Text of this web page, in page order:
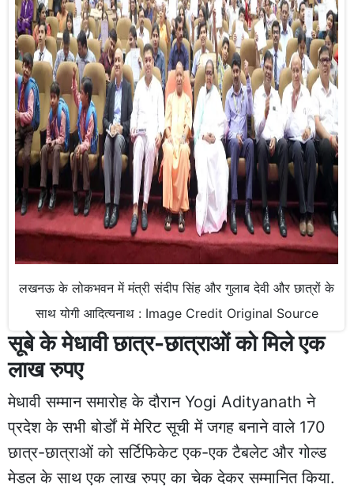
लखनऊ के लोकभवन में मंत्री संदीप सिंह और गुलाब देवी और छात्रों के
साथ योगी आदित्यनाथ : Image Credit Original Source
सूबे के मेधावी छात्र-छात्राओं को मिले एक
लाख रुपए
मेधावी सम्मान समारोह के दौरान Yogi Adityanath ने
प्रदेश के सभी बोर्डों में मेरिट सूची में जगह बनाने वाले 170
छात्र-छात्राओं को सर्टिफिकेट एक-एक टैबलेट और गोल्ड
मेडल के साथ एक लाख रुपए का चेक देकर सम्मानित किया.